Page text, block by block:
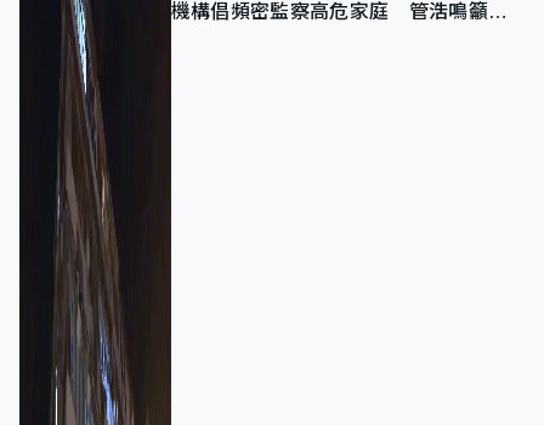
機構倡頻密監察高危家庭 管浩鳴籲加